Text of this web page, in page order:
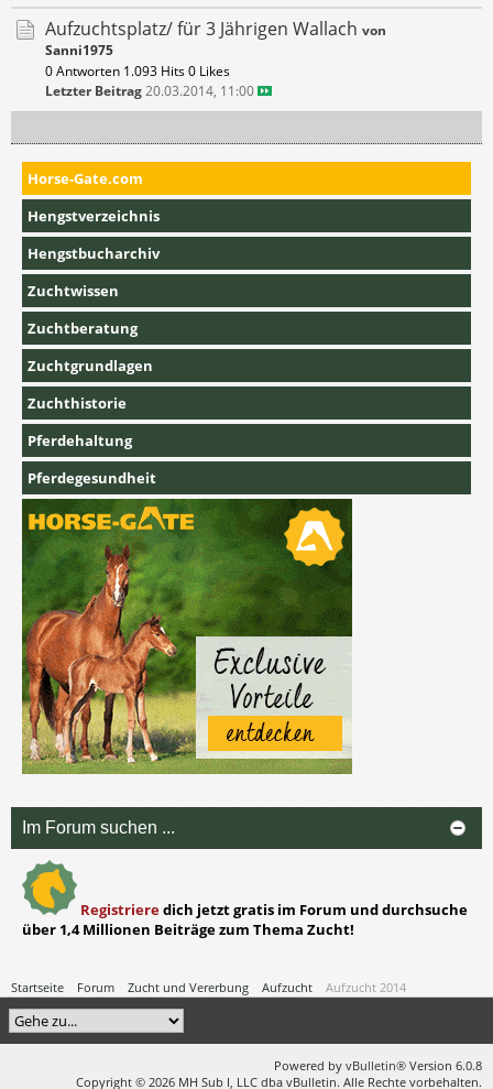
Aufzuchtsplatz/ für 3 Jährigen Wallach von
Sanni1975
0 Antworten 1.093 Hits0 Likes
Letzter Beitrag 20.03.2014, 11:00
Horse-Gate.com
Hengstverzeichnis
Hengstbucharchiv
Zuchtwissen
Zuchtberatung
Zuchtgrundlagen
Zuchthistorie
Pferdehaltung
Pferdegesundheit
Im Forum suchen ...
Registrieredich jetzt gratis im Forum und durchsuche
über 1,4 Millionen Beiträge zum Thema Zucht!
Startseite Forum Zucht und Vererbung Aufzucht Aufzucht 2014
Powered by vBulletin® Version 6.0.8
Copyright © 2026 MH Sub I, LLC dba vBulletin. Alle Rechte vorbehalten.